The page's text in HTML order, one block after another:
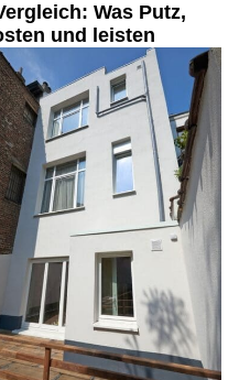
Was Putz,
und leisten